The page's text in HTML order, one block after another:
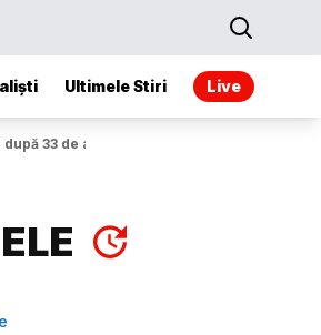
Ultimele Stiri Live
33 de ani